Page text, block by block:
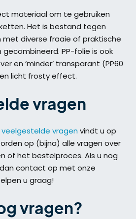
materiaal om te gebruiken
Het is bestand tegen
met diverse fraaie of praktische
gecombineerd. PP-folie is ook
en ‘minder’ transparant (PP60
licht frosty effect.
vragen
veelgestelde vragen vindt u op
op (bijna) alle vragen over
of het bestelproces. Als u nog
contact op met onze
u graag!
vragen?